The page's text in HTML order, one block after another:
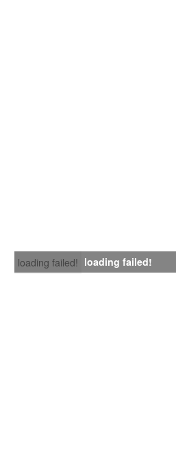
loading failed! loading failed!